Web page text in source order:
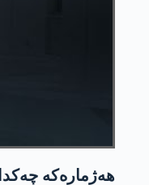
هه‌ژماره‌كه‌